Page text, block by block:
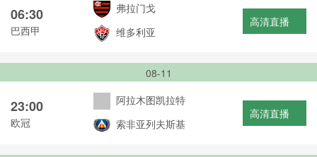
06:30
巴西甲
弗拉门戈
维多利亚
高清直播
08-11
23:00
欧冠
阿拉木图凯拉特
索非亚列夫斯基
高清直播